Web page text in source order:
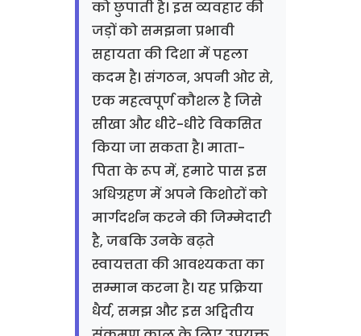
को छुपाती है। इस व्यवहार की
जड़ों को समझना प्रभावी
सहायता की दिशा में पहला
कदम है। संगठन, अपनी ओर से,
एक महत्वपूर्ण कौशल है जिसे
सीखा और धीरे-धीरे विकसित
किया जा सकता है। माता-
पिता के रूप में, हमारे पास इस
अधिग्रहण में अपने किशोरों को
मार्गदर्शन करने की जिम्मेदारी
है, जबकि उनके बढ़ते
स्वायत्तता की आवश्यकता का
सम्मान करना है। यह प्रक्रिया
धैर्य, समझ और इस अद्वितीय